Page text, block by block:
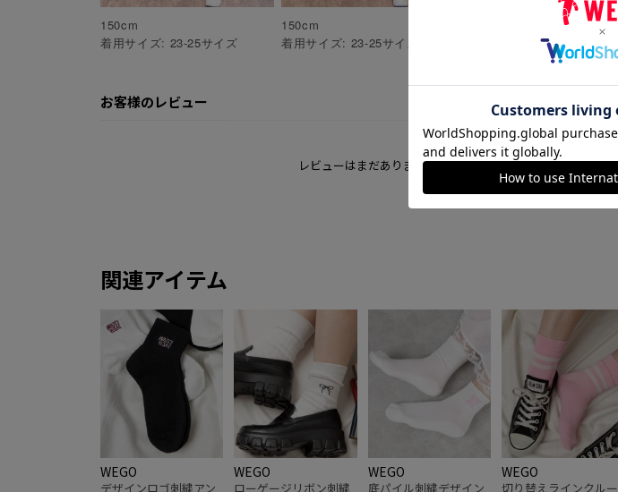
150cm
着用サイズ: 23-25サイズ
150cm
着用サイズ: 23-25サイズ 23-25サイズ
お客様のレビュー
レビューはまだありません
関連アイテム
WEGO
デザインロゴ刺繍アン
WEGO
ローゲージリボン刺繍
WEGO
底パイル刺繍デザイン
WEGO
切り替えラインクルー